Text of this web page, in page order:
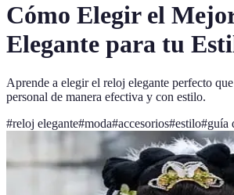
Cómo Elegir el
Elegante para tu
Aprende a elegir el reloj elegante perfecto
personal de manera efectiva y con estilo.
#reloj elegante#moda#accesorios#estilo#guía